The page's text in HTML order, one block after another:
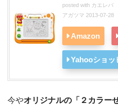
posted with カエレバ
アガツマ 2013-07-28
Amazon
Yahooショッ
今やオリジナルの「２カラー